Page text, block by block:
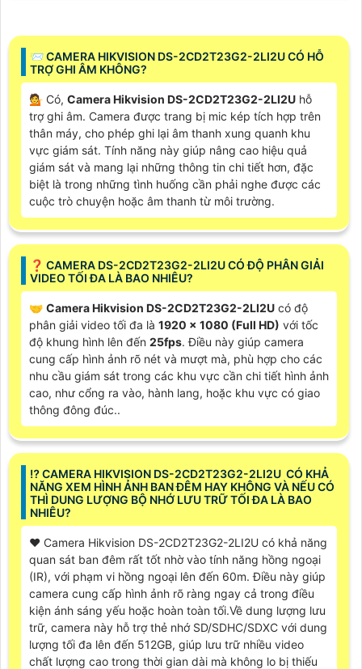
📨 CAMERA HIKVISION DS-2CD2T23G2-2LI2U CÓ HỖ
TRỢ GHI ÂM KHÔNG?
💁 Có, Camera Hikvision DS-2CD2T23G2-2LI2U hỗ
trợ ghi âm. Camera được trang bị mic kép tích hợp trên
thân máy, cho phép ghi lại âm thanh xung quanh khu
vực giám sát. Tính năng này giúp nâng cao hiệu quả
giám sát và mang lại những thông tin chi tiết hơn, đặc
biệt là trong những tình huống cần phải nghe được các
cuộc trò chuyện hoặc âm thanh từ môi trường.
❓ CAMERA DS-2CD2T23G2-2LI2U CÓ ĐỘ PHÂN GIẢI
VIDEO TỐI ĐA LÀ BAO NHIÊU?
🤝 Camera Hikvision DS-2CD2T23G2-2LI2U có độ
phân giải video tối đa là 1920 x 1080 (Full HD) với tốc
độ khung hình lên đến 25fps. Điều này giúp camera
cung cấp hình ảnh rõ nét và mượt mà, phù hợp cho các
nhu cầu giám sát trong các khu vực cần chi tiết hình ảnh
cao, như cổng ra vào, hành lang, hoặc khu vực có giao
thông đông đúc..
⁉️ CAMERA HIKVISION DS-2CD2T23G2-2LI2U CÓ KHẢ
NĂNG XEM HÌNH ẢNH BAN ĐÊM HAY KHÔNG VÀ NẾU CÓ
THÌ DUNG LƯỢNG BỘ NHỚ LƯU TRỮ TỐI ĐA LÀ BAO
NHIÊU?
♥️ Camera Hikvision DS-2CD2T23G2-2LI2U có khả năng
quan sát ban đêm rất tốt nhờ vào tính năng hồng ngoại
(IR), với phạm vi hồng ngoại lên đến 60m. Điều này giúp
camera cung cấp hình ảnh rõ ràng ngay cả trong điều
kiện ánh sáng yếu hoặc hoàn toàn tối.Về dung lượng lưu
trữ, camera này hỗ trợ thẻ nhớ SD/SDHC/SDXC với dung
lượng tối đa lên đến 512GB, giúp lưu trữ nhiều video
chất lượng cao trong thời gian dài mà không lo bị thiếu